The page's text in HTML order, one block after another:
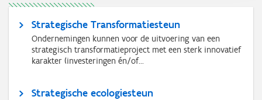
Strategische Transformatiesteun
Ondernemingen kunnen voor de uitvoering van een
strategisch transformatieproject met een sterk innovatief
karakter (investeringen én/of...
Strategische ecologiesteun